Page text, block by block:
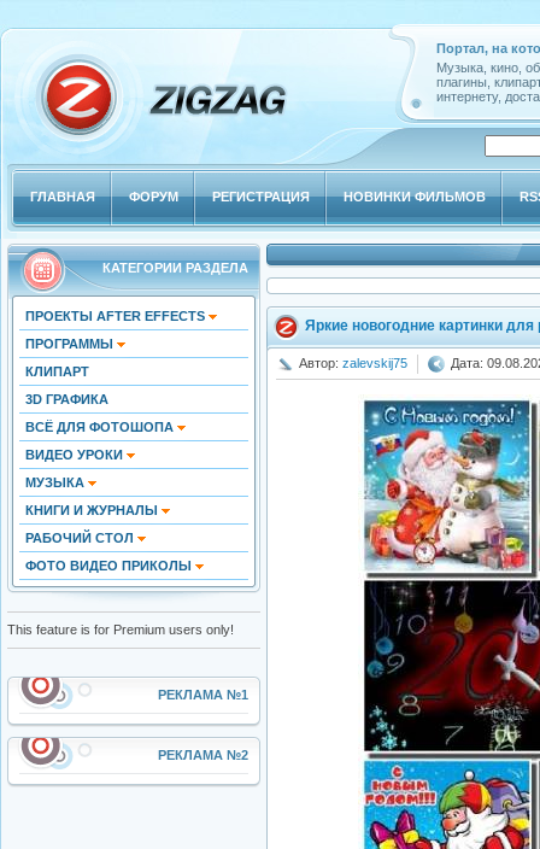
Портал, на
Музыка, кино,
плагины,
интернету,
ГЛАВНАЯ ФОРУМ РЕГИСТРАЦИЯ НОВИНКИ ФИЛЬМОВ
КАТЕГОРИИ РАЗДЕЛА
ПРОЕКТЫ AFTER EFFECTS
ПРОГРАММЫ
КЛИПАРТ
3D ГРАФИКА
ВСЁ ДЛЯ ФОТОШОПА
ВИДЕО УРОКИ
МУЗЫКА
КНИГИ И ЖУРНАЛЫ
РАБОЧИЙ СТОЛ
ФОТО ВИДЕО ПРИКОЛЫ
This feature is for Premium users only!
РЕКЛАМА №1
РЕКЛАМА №2
Яркие новогодние картинки для
Автор: zalevskij75 Дата: